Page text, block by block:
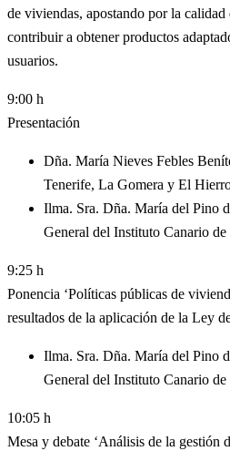
de viviendas, apostando por la
contribuir a obtener productos
usuarios.
9:00 h
Presentación
Dña. María Nieves Febles
Tenerife, La Gomera y El
Ilma. Sra. Dña. María del Pino
General del Instituto Canario
9:25 h
Ponencia ‘Políticas públicas de
resultados de la aplicación de la Ley
Ilma. Sra. Dña. María del Pino
General del Instituto Canario
10:05 h
Mesa y debate ‘Análisis de la gestión